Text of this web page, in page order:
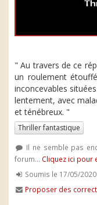
" Au travers de ce
un roulement
inconcevables
lentement, avec
et ténébreux. "
Thriller fantastique
Il ne semble pas
forum... Cliquez ici pour
Soumis le 17/05/
Proposer des